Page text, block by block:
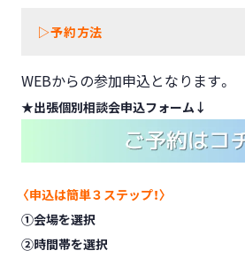
▷予約方法
WEBからの参加申込となります。
★出張個別相談会申込フォーム↓
〈申込は簡単３ステップ！〉
①会場を選択
②時間帯を選択